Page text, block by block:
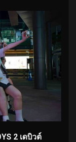
2 เดบิวต์